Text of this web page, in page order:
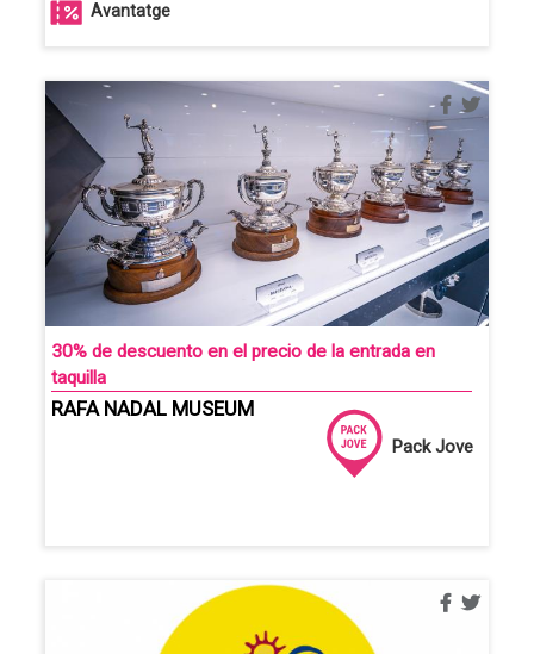
Avantatge
Pack Jove
30% de descuento en el precio de la entrada en
taquilla
RAFA NADAL MUSEUM